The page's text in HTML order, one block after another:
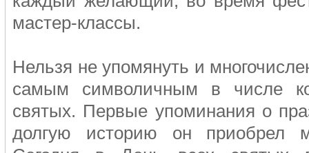
мастер-классы.
Нельзя не упомянуть и
самым символичным в числе
святых. Первые упоминания о
долгую историю он приобрел